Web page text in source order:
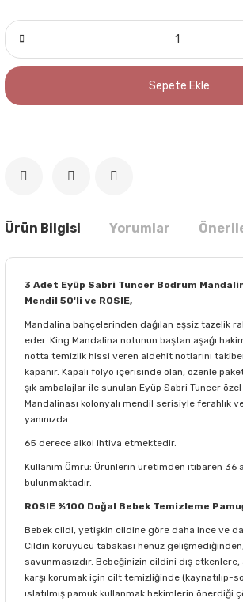
Sepete Ekle
Ürün Bilgisi Yorumlar
3 Adet Eyüp Sabri Tuncer Bodrum
Mendil 50'li ve ROSIE,
Mandalina bahçelerinden dağılan eşsiz tazelik
eder. King Mandalina notunun baştan aşağı
notta temizlik hissi veren aldehit notlarını
kapanır. Kapalı folyo içerisinde olan, özenle
şık ambalajlar ile sunulan Eyüp Sabri Tuncer
Mandalinası kolonyalı mendil serisiyle ferahlık
yanınızda…
65 derece alkol ihtiva etmektedir.
Kullanım Ömrü: Ürünlerin üretimden itibaren 36
bulunmaktadır.
ROSIE %100 Doğal Bebek Temizleme
Bebek cildi, yetişkin cildine göre daha ince ve
Cildin koruyucu tabakası henüz
savunmasızdır. Bebeğinizin cildini dış
karşı korumak için cilt temizliğinde (kaynatılıp-
ıslatılmış pamuk kullanmak hekimlerin önerdiği